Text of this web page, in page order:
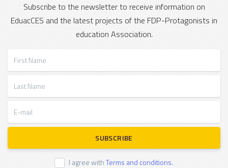
Subscribe to the newsletter to receive information on
EduacCES and the latest projects of the FDP-Protagonists in
education Association.
SUBSCRIBE
I agree withTerms and conditions.